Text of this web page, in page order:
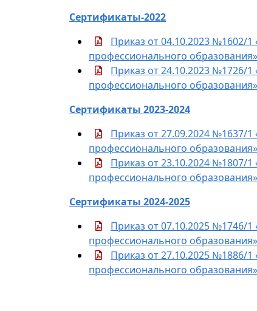
Сертификаты-2022
Приказ от 04.10.2023 №1602/1
профессионального образования»
Приказ от 24.10.2023 №1726/1
профессионального образования»
Сертификаты 2023-2024
Приказ от 27.09.2024 №1637/1
профессионального образования»
Приказ от 23.10.2024 №1807/1
профессионального образования»
Сертификаты 2024-2025
Приказ от 07.10.2025 №1746/1
профессионального образования»
Приказ от 27.10.2025 №1886/1
профессионального образования»